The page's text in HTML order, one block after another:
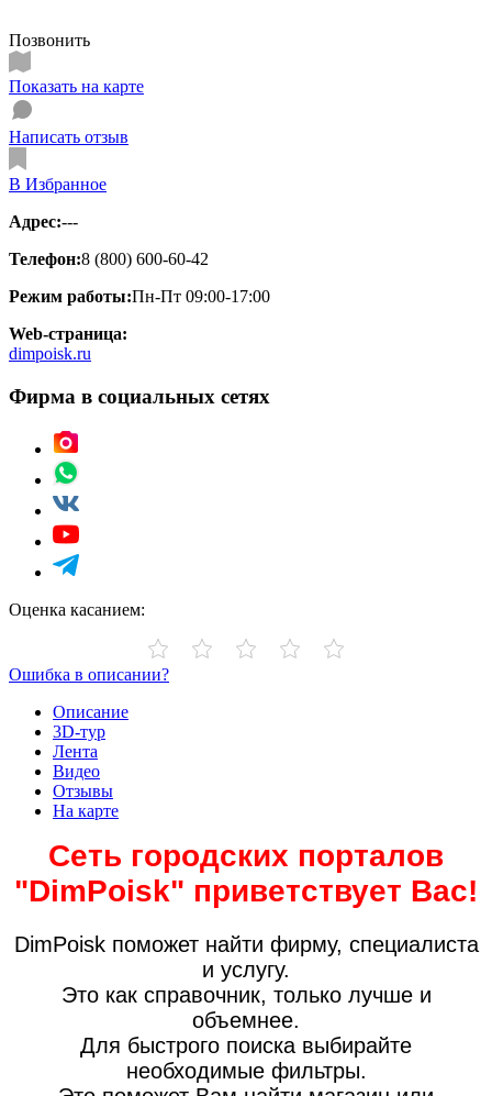
Позвонить
Показать на карте
Написать отзыв
В Избранное
Адрес:---
Телефон:8 (800) 600-60-42
Режим работы:Пн-Пт 09:00-17:00
Web-страница:
dimpoisk.ru
Фирма в социальных сетях
Оценка касанием:
Ошибка в описании?
Описание
3D-тур
Лента
Видео
Отзывы
На карте
Сеть городских порталов
"DimPoisk" приветствует Вас!
DimPoisk поможет найти фирму, специалиста
и услугу.
Это как справочник, только лучше и
объемнее.
Для быстрого поиска выбирайте
необходимые фильтры.